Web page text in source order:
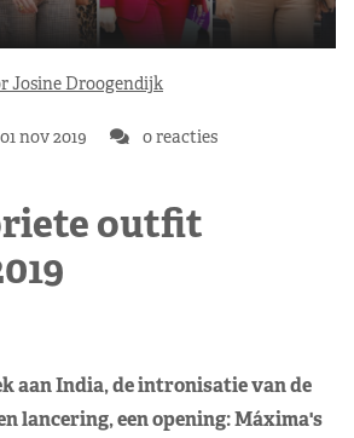
Josine Droogendijk
01 nov 2019 0 reacties
outfit
aan India, de intronisatie van de
lancering, een opening: Máxima's